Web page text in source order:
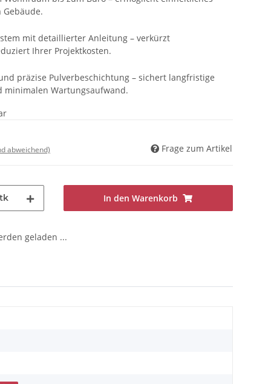
Gebäude.
mit detaillierter Anleitung – verkürzt
Ihrer Projektkosten.
präzise Pulverbeschichtung – sichert langfristige
Wartungsaufwand.
abweichend) Frage zum Artikel
In den Warenkorb
geladen ...